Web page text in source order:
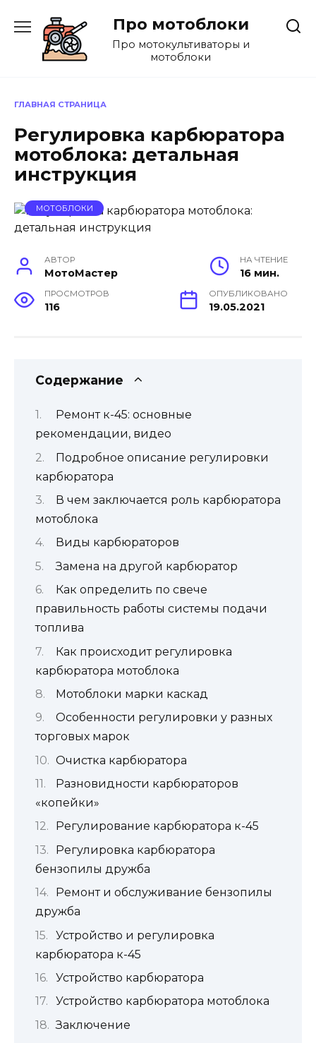
содержанию
Про мотоблоки
Про мотокультиваторы и
мотоблоки
ГЛАВНАЯ СТРАНИЦА
Регулировка карбюратора
мотоблока: детальная
инструкция
МОТОБЛОКИ
АВТОР
МотоМастер
НА ЧТЕНИЕ
16 мин.
ПРОСМОТРОВ
116
ОПУБЛИКОВАНО
19.05.2021
Содержание
Ремонт к-45: основные
рекомендации, видео
Подробное описание регулировки
карбюратора
В чем заключается роль карбюратора
мотоблока
Виды карбюраторов
Замена на другой карбюратор
Как определить по свече
правильность работы системы подачи
топлива
Как происходит регулировка
карбюратора мотоблока
Мотоблоки марки каскад
Особенности регулировки у разных
торговых марок
Очистка карбюратора
Разновидности карбюраторов
«копейки»
Регулирование карбюратора к-45
Регулировка карбюратора
бензопилы дружба
Ремонт и обслуживание бензопилы
дружба
Устройство и регулировка
карбюратора к-45
Устройство карбюратора
Устройство карбюратора мотоблока
Заключение